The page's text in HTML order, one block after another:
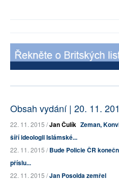
Obsah vydání | 20. 11.
22. 11. 2015 /Jan Čulík Zeman,
šíří ideologii Islámské...
22. 11. 2015 /Bude Policie ČR
příslu...
22. 11. 2015 /Jan Posolda zemřel